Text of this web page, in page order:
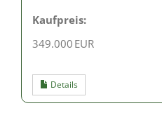
Kaufpreis:
349.000 EUR
Details